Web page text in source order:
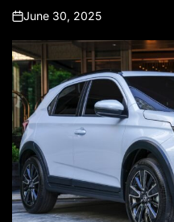
Posted
on
June 30, 2025